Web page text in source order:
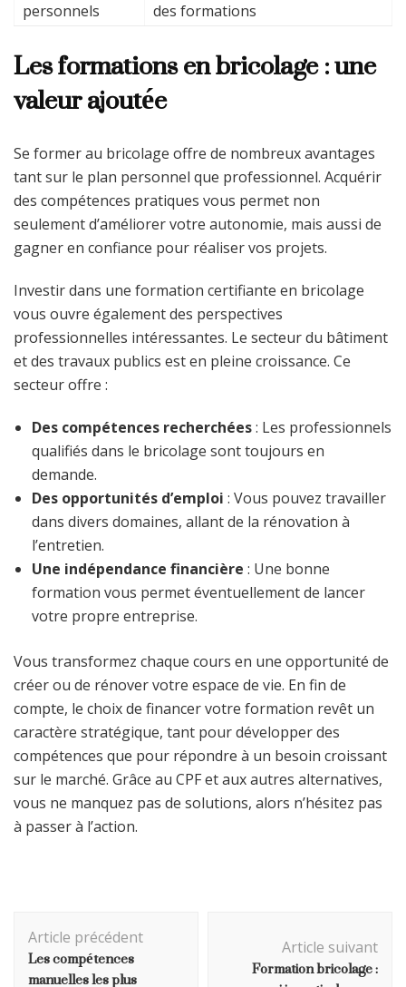
personnels
des formations
Les formations en bricolage : une
valeur ajoutée
Se former au bricolage offre de nombreux avantages
tant sur le plan personnel que professionnel. Acquérir
des compétences pratiques vous permet non
seulement d’améliorer votre autonomie, mais aussi de
gagner en confiance pour réaliser vos projets.
Investir dans une formation certifiante en bricolage
vous ouvre également des perspectives
professionnelles intéressantes. Le secteur du bâtiment
et des travaux publics est en pleine croissance. Ce
secteur offre :
Des compétences recherchées: Les professionnels
qualifiés dans le bricolage sont toujours en
demande.
Des opportunités d’emploi : Vous pouvez travailler
dans divers domaines, allant de la rénovation à
l’entretien.
Une indépendance financière : Une bonne
formation vous permet éventuellement de lancer
votre propre entreprise.
Vous transformez chaque cours en une opportunité de
créer ou de rénover votre espace de vie. En fin de
compte, le choix de financer votre formation revêt un
caractère stratégique, tant pour développer des
compétences que pour répondre à un besoin croissant
sur le marché. Grâce au CPF et aux autres alternatives,
vous ne manquez pas de solutions, alors n’hésitez pas
à passer à l’action.
d'article
Article précédent
Les compétences
manuelles les plus
Article suivant
Formation bricolage :